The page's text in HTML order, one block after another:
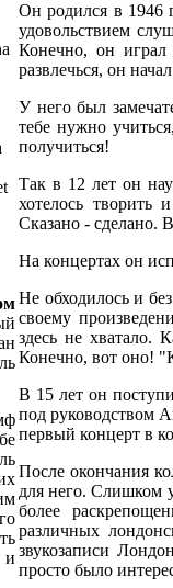
и
Он родился в 1946
удовольствием
Конечно, он
развлечься, он
У него был
тебе нужно
получиться!
Так в 12 лет он
хотелось
Сказано - сделано.
На концертах он
Не обходилось и
своему
здесь не хватало.
Конечно, вот оно!
В 15 лет он
под руководством
первый концерт в
После окончания
для него. Слишком
более
различных
звукозаписи
просто было